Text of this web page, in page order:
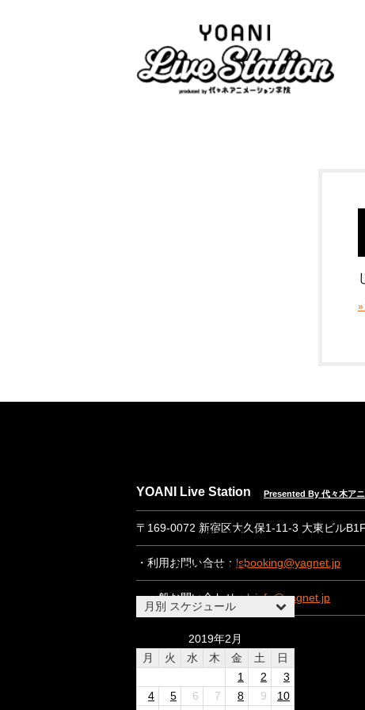
CONTACT
ABOUT US
月別 スケジュール
2019年2月
月
火 水 木 金 土
日
1
2
3
4
5 6 7 8 9
10
»
YOANI Live Station Presented By 代々木ア
〒169-0072 新宿区大久保1-11-3 大東ビル
・利用お問い合せ： lsbooking@yagnet.jp
・一般お問い合わせ：lsinfo@yagnet.jp